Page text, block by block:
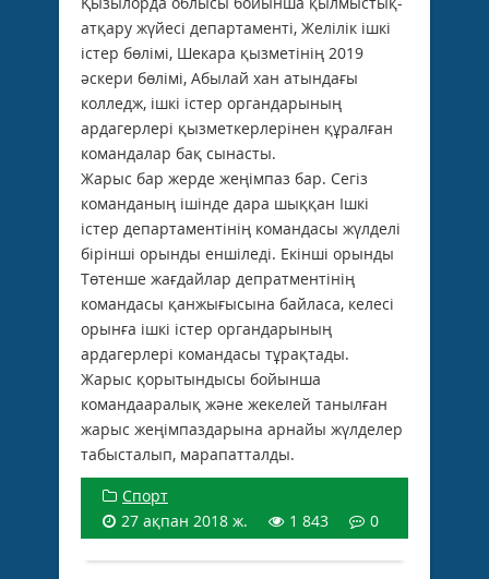
атқару жүйесі департаменті, Желілік ішкі
істер бөлімі, Шекара қызметінің 2019
әскери бөлімі, Абылай хан атындағы
колледж, ішкі істер органдарының
ардагерлері қызметкерлерінен құралған
командалар бақ сынасты.
Жарыс бар жерде жеңімпаз бар. Сегіз
команданың ішінде дара шыққан Ішкі
істер департаментінің командасы жүлделі
бірінші орынды еншіледі. Екінші орынды
Төтенше жағдайлар депратментінің
командасы қанжығысына байласа, келесі
орынға ішкі істер органдарының
ардагерлері командасы тұрақтады.
Жарыс қорытындысы бойынша
командааралық және жекелей танылған
жарыс жеңімпаздарына арнайы жүлделер
табысталып, марапатталды.
Спорт
27 ақпан 2018 ж.
1 843 0